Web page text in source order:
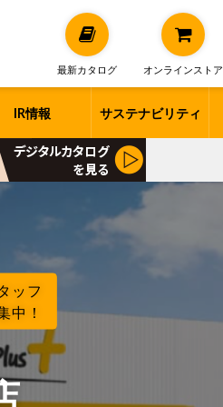
最新カタログ オンラインストア
IR情報 サステナビリティ
ッフ
中！